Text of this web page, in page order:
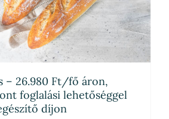
– 26.980 Ft/fő áron,
foglalási lehetőséggel
díjon